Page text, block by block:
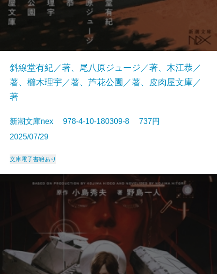
斜線堂有紀／著、尾八原ジュージ／著、木江恭／
著、櫛木理宇／著、芦花公園／著、皮肉屋文庫／
著
新潮文庫nex 978-4-10-180309-8 737円
2025/07/29
文庫電子書籍あり